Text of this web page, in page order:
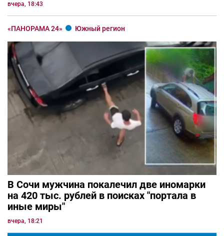
вчера, 18:43
«ПАНОРАМА 24» Южный регион
В Сочи мужчина покалечил две иномарки
на 420 тыс. рублей в поисках "портала в
иные миры"
вчера, 18:21